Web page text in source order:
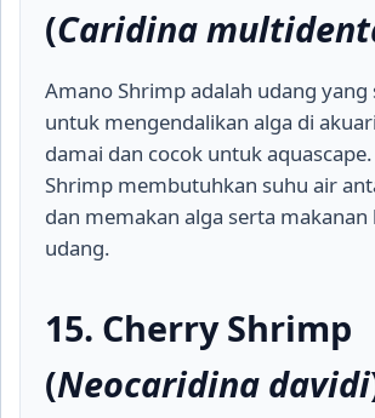
(Caridina
Amano Shrimp adalah udang yang
untuk mengendalikan alga di
damai dan cocok untuk
Shrimp membutuhkan suhu air
dan memakan alga serta makanan
udang.
15. Cherry Shrimp
(Neocaridina davidi